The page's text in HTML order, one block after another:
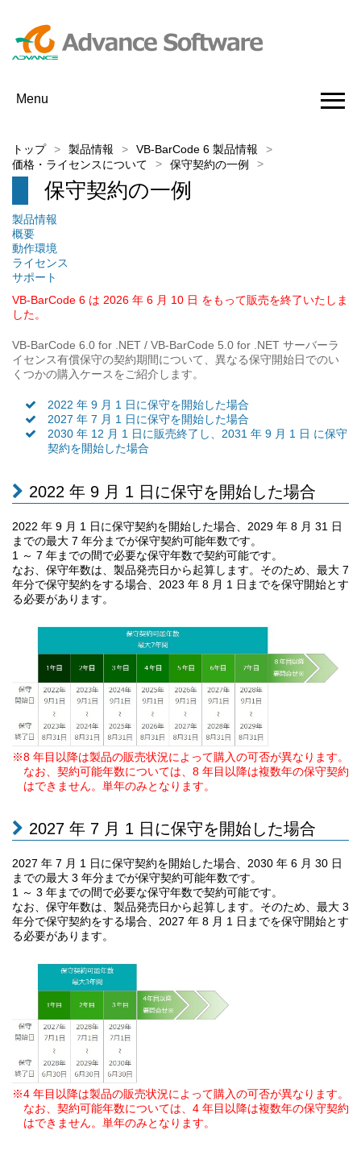
Menu
トップ 製品情報
VB-BarCode 6 製品情報
価格・ライセンスについて
保守契約の一例
保守契約の一例
製品情報
概要
動作環境
ライセンス
サポート
VB-BarCode 6 は 2026 年 6 月 10 日 をもって販売を終了いたしま
した。
VB-BarCode 6.0 for .NET / VB-BarCode 5.0 for .NET サーバーラ
イセンス有償保守の契約期間について、異なる保守開始日でのい
くつかの購入ケースをご紹介します。
2022 年 9 月 1 日に保守を開始した場合
2027 年 7 月 1 日に保守を開始した場合
2030 年 12 月 1 日に販売終了し、2031 年 9 月 1 日 に保守
契約を開始した場合
2022 年 9 月 1 日に保守を開始した場合
2022 年 9 月 1 日に保守契約を開始した場合、2029 年 8 月 31 日
までの最大 7 年分までが保守契約可能年数です。
1 ～ 7 年までの間で必要な保守年数で契約可能です。
なお、保守年数は、製品発売日から起算します。そのため、最大 7
年分で保守契約をする場合、2023 年 8 月 1 日までを保守開始とす
る必要があります。
※8 年目以降は製品の販売状況によって購入の可否が異なります。
なお、契約可能年数については、8 年目以降は複数年の保守契約
はできません。単年のみとなります。
2027 年 7 月 1 日に保守を開始した場合
2027 年 7 月 1 日に保守契約を開始した場合、2030 年 6 月 30 日
までの最大 3 年分までが保守契約可能年数です。
1 ～ 3 年までの間で必要な保守年数で契約可能です。
なお、保守年数は、製品発売日から起算します。そのため、最大 3
年分で保守契約をする場合、2027 年 8 月 1 日までを保守開始とす
る必要があります。
※4 年目以降は製品の販売状況によって購入の可否が異なります。
なお、契約可能年数については、4 年目以降は複数年の保守契約
はできません。単年のみとなります。